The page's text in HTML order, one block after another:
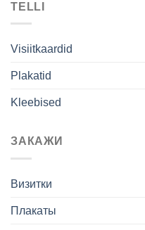
TELLI
Visiitkaardid
Plakatid
Kleebised
ЗАКАЖИ
Визитки
Плакаты